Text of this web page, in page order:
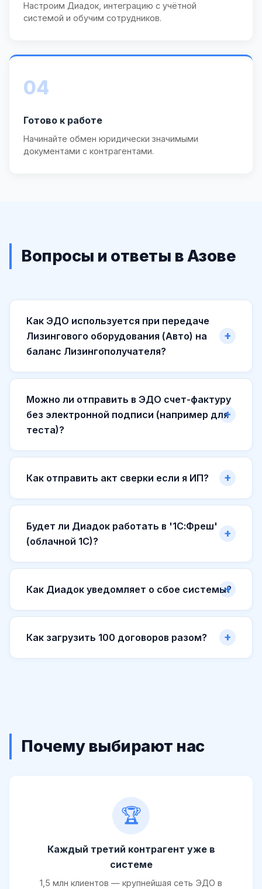
Настроим Диадок, интеграцию с учётной
системой и обучим сотрудников.
04
Готово к работе
Начинайте обмен юридически значимыми
документами с контрагентами.
Вопросы и ответы в Азове
Как ЭДО используется при передаче
Лизингового оборудования (Авто) на
баланс Лизингополучателя?
Можно ли отправить в ЭДО счет-фактуру
без электронной подписи (например для
теста)?
Как отправить акт сверки если я ИП?
Будет ли Диадок работать в '1С:Фреш'
(облачной 1С)?
Как Диадок уведомляет о сбое системы?
Как загрузить 100 договоров разом?
Почему выбирают нас
🏆
Каждый третий контрагент уже в
системе
1,5 млн клиентов — крупнейшая сеть ЭДО в